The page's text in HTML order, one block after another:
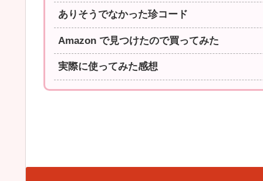
ありそうでなかった珍コード
Amazon で見つけたので買ってみた
実際に使ってみた感想